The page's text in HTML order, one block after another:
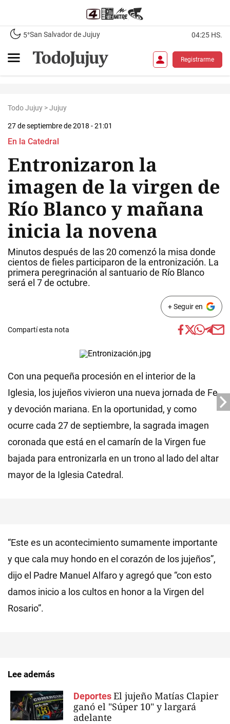
5°San Salvador de Jujuy 04:25 HS.
Registrarme
Todo Jujuy >Jujuy
27 de septiembre de 2018 - 21:01
En la Catedral
Entronizaron la
imagen de la virgen de
Río Blanco y mañana
inicia la novena
Minutos después de las 20 comenzó la misa donde
cientos de fieles participaron de la entronización. La
primera peregrinación al santuario de Río Blanco
será el 7 de octubre.
+ Seguir en
Compartí esta nota
Con una pequeña procesión en el interior de la
Iglesia, los jujeños vivieron una nueva jornada de Fe
y devoción mariana. En la oportunidad, y como
ocurre cada 27 de septiembre, la sagrada imagen
coronada que está en el camarín de la Virgen fue
bajada para entronizarla en un trono al lado del altar
mayor de la Iglesia Catedral.
“Este es un acontecimiento sumamente importante
y que cala muy hondo en el corazón de los jujeños”,
dijo el Padre Manuel Alfaro y agregó que “con esto
damos inicio a los cultos en honor a la Virgen del
Rosario”.
Lee además
DeportesEl jujeño Matías Clapier
ganó el "Súper 10" y largará
adelante